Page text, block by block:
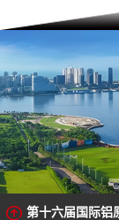
第十六届国际铝